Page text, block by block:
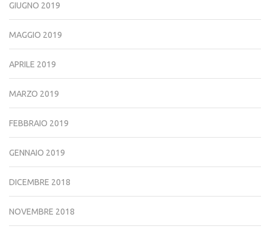
GIUGNO 2019
MAGGIO 2019
APRILE 2019
MARZO 2019
FEBBRAIO 2019
GENNAIO 2019
DICEMBRE 2018
NOVEMBRE 2018